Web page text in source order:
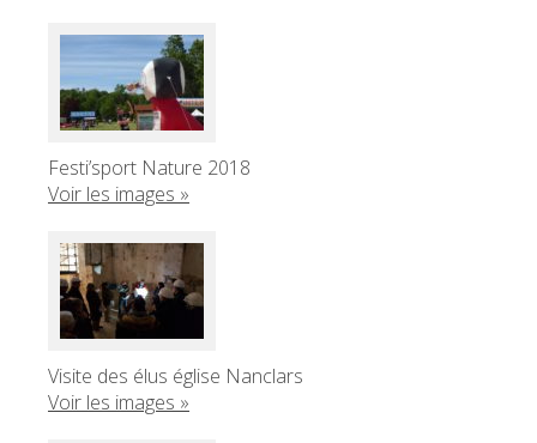
Festi’sport Nature 2018
Voir les images »
Visite des élus église Nanclars
Voir les images »